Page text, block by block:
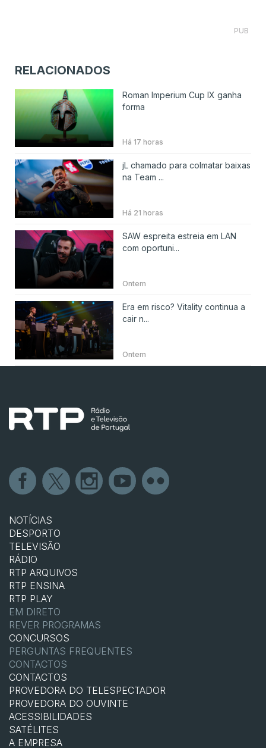
PUB
RELACIONADOS
Roman Imperium Cup IX ganha
forma
Há 17 horas
jL chamado para colmatar baixas
na Team ...
Há 21 horas
SAW espreita estreia em LAN
com oportuni...
Ontem
Era em risco? Vitality continua a
cair n...
Ontem
NOTÍCIAS
DESPORTO
TELEVISÃO
RÁDIO
RTP ARQUIVOS
RTP ENSINA
RTP PLAY
EM DIRETO
REVER PROGRAMAS
CONCURSOS
PERGUNTAS FREQUENTES
CONTACTOS
CONTACTOS
PROVEDORA DO TELESPECTADOR
PROVEDORA DO OUVINTE
ACESSIBILIDADES
SATÉLITES
A EMPRESA